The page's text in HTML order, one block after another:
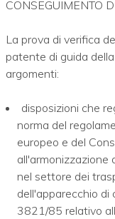
CONSEGUIMENTO
La prova di verifica
patente di guida
argomenti:
disposizioni che
norma del
europeo e del
all'armonizzazione
nel settore dei
dell'apparecchio di
3821/85 relativo